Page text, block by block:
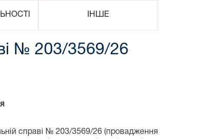
ІНШЕ
№ 203/3569/26
справі № 203/3569/26 (провадження